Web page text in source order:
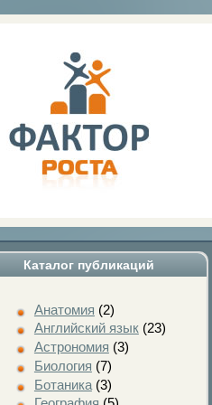
Каталог публикаций
Анатомия (2)
Английский язык(23)
Астрономия (3)
Биология (7)
Ботаника(3)